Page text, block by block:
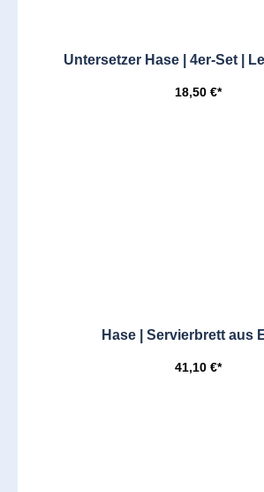
Untersetzer Hase | 4er-Set |
18,50 €*
Hase | Servierbrett aus
41,10 €*